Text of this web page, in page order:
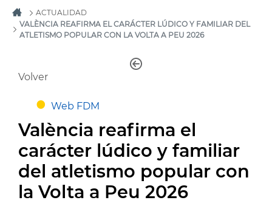
ACTUALIDAD
VALÈNCIA REAFIRMA EL CARÁCTER LÚDICO Y FAMILIAR DEL
ATLETISMO POPULAR CON LA VOLTA A PEU 2026
Volver
Web FDM
València reafirma el
carácter lúdico y familiar
del atletismo popular con
la Volta a Peu 2026